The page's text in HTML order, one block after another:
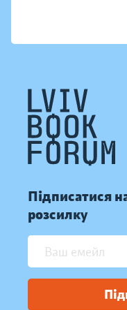
Підписатися
розсилку